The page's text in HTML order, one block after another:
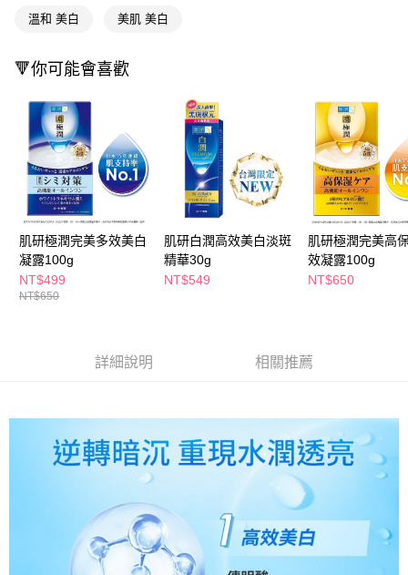
※ 交易是否成功請以「AFTEE先享後付 」之結帳頁面顯示為準，若有關於
客戶支援中心」
https://netprotections.freshdesk.com/support/home
１．透過由恩沛科技股份有限公司提供之「AFTEE先享後付」服務完成之交
易，需依本服務之必要範圍內提供個人資料，並將交易相關給付款項請求債
權轉讓予恩沛科技股份有限公司。
２．關於個人資料處理事宜，請瀏覽以下網址：
https://aftee.tw/terms/#terms3
３．未成年的使用者請事先徵得法定代理人或監護人之同意方可使用
「AFTEE先享後付」，若未經同意申辦者引起之損失，本公司不負相關責
任。
４．使用「AFTEE先享後付」時，將依據個別帳號之用戶狀況，依本公司即
時審查核予不同之上限額度；若仍有額度不足之情形，本公司將視審查結果
請求用戶進行身份認證。
５．嚴禁一人註冊多個帳號或使用他人資訊註冊。若發現惡意使用之情形，
恩沛科技股份有限公司將有權停止該用戶之使用額度並採取法律行動。
付款後萊爾富取貨
每筆NT$65，滿NT$490(含以上)免運費
付款後7-11取貨
每筆NT$65，滿NT$490(含以上)免運費
宅配(本島)
每筆NT$100，滿NT$790(含以上)免運費
付款後寶雅門市自取(由倉庫統一出貨)
每筆NT$80，滿NT$290(含以上)免運費
溫和 美白 美肌 美白
🔻你可能會喜歡
肌研極潤完美多效美白
凝露100g
NT$499
NT$650
肌研白潤高效美白淡斑
精華30g
NT$549
肌研極潤完美高
效凝露100g
NT$650
詳細說明 相關推薦